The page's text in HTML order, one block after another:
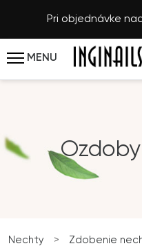
Pri objednávke
MENU
Nechty > Zdobenie